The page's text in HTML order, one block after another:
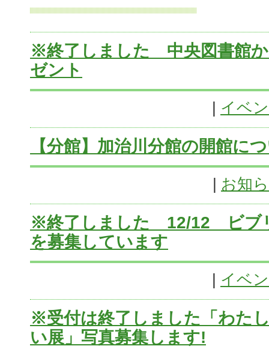
※終了しました 中央図書館
ゼント
イベ
【分館】加治川分館の開館に
お知
※終了しました 12/12 ビブ
を募集しています
イベ
※受付は終了しました「わた
い展」写真募集します!